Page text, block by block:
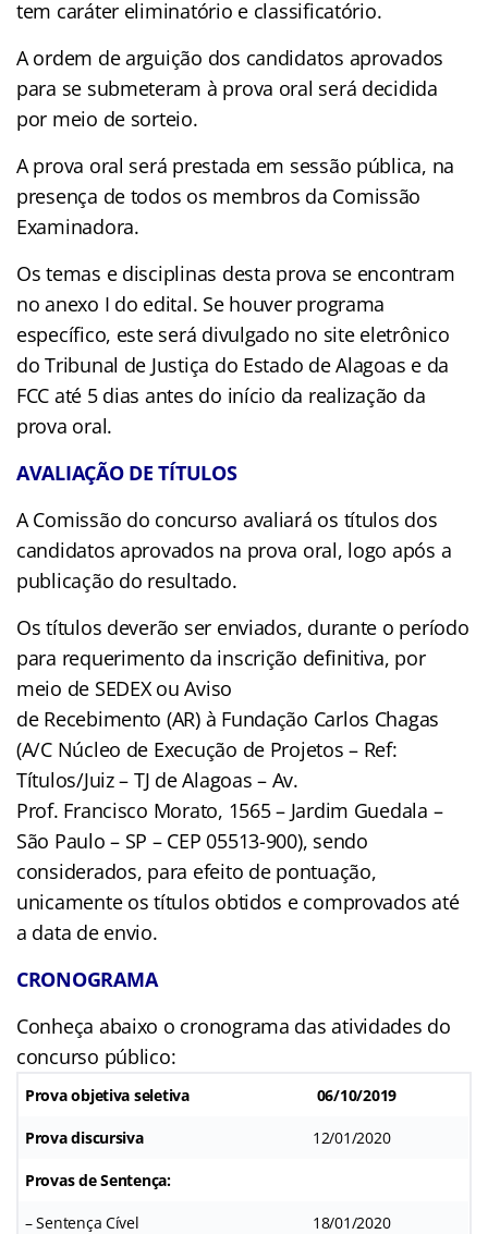
tem caráter eliminatório e classificatório.
A ordem de arguição dos candidatos aprovados
para se submeteram à prova oral será decidida
por meio de sorteio.
A prova oral será prestada em sessão pública, na
presença de todos os membros da Comissão
Examinadora.
Os temas e disciplinas desta prova se encontram
no anexo I do edital. Se houver programa
específico, este será divulgado no site eletrônico
do Tribunal de Justiça do Estado de Alagoas e da
FCC até 5 dias antes do início da realização da
prova oral.
AVALIAÇÃO DE TÍTULOS
A Comissão do concurso avaliará os títulos dos
candidatos aprovados na prova oral, logo após a
publicação do resultado.
Os títulos deverão ser enviados, durante o período
para requerimento da inscrição definitiva, por
meio de SEDEX ou Aviso
de Recebimento (AR) à Fundação Carlos Chagas
(A/C Núcleo de Execução de Projetos – Ref:
Títulos/Juiz – TJ de Alagoas – Av.
Prof. Francisco Morato, 1565 – Jardim Guedala –
São Paulo – SP – CEP 05513-900), sendo
considerados, para efeito de pontuação,
unicamente os títulos obtidos e comprovados até
a data de envio.
CRONOGRAMA
Conheça abaixo o cronograma das atividades do
concurso público:
Prova objetiva seletiva 06/10/2019
Prova discursiva 12/01/2020
Provas de Sentença:
– Sentença Cível 18/01/2020